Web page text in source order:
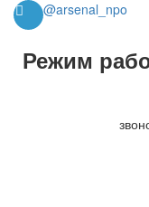
@arsenal_npo
Режим